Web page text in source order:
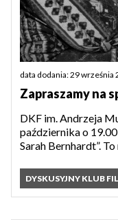
data dodania: 29 września
Zapraszamy na
DKF im. Andrzeja
października o
Sarah Bernhardt”.
DYSKUSYJNY KLUB